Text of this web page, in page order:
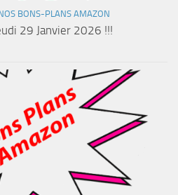
BONS-PLANS AMAZON
29 Janvier 2026 !!!